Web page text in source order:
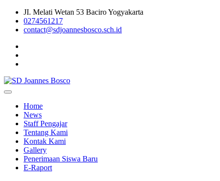
Skip
content
JI. Melati Wetan 53 Baciro Yogyakarta
0274561217
contact@sdjoannesbosco.sch.id
SD Joannes Bosco
Home
News
Staff Pengajar
Tentang Kami
Kontak Kami
Gallery
Penerimaan Siswa Baru
E-Raport